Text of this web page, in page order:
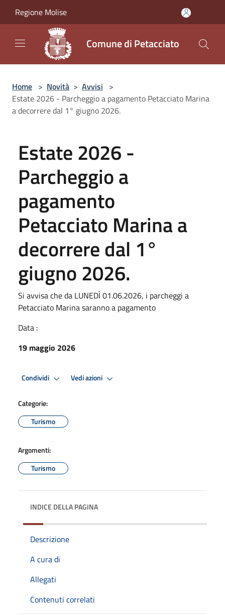
Regione Molise
Comune di Petacciato
Home > Novità > Avvisi >
Estate 2026 - Parcheggio a pagamento Petacciato Marina
a decorrere dal 1° giugno 2026.
Estate 2026 -
Parcheggio a
pagamento
Petacciato Marina a
decorrere dal 1°
giugno 2026.
Si avvisa che da LUNEDÌ 01.06.2026, i parcheggi a
Petacciato Marina saranno a pagamento
Data :
19 maggio 2026
Condividi Vedi azioni
Categorie:
Turismo
Argomenti:
Turismo
INDICE DELLA PAGINA
Descrizione
A cura di
Allegati
Contenuti correlati